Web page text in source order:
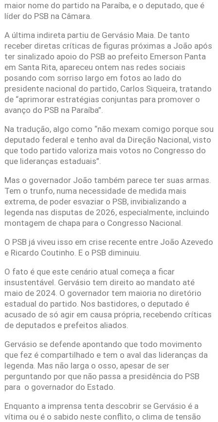
maior nome do partido na Paraíba, e o deputado, que é
líder do PSB na Câmara.
A última indireta partiu de Gervásio Maia. De tanto
receber diretas críticas de figuras próximas a João após
ter sinalizado apoio do PSB ao prefeito Emerson Panta
em Santa Rita, apareceu ontem nas redes sociais
posando com sorriso largo em fotos ao lado do
presidente nacional do partido, Carlos Siqueira, tratando
de “aprimorar estratégias conjuntas para promover o
avanço do PSB na Paraíba”.
Na tradução, algo como “não mexam comigo porque sou
deputado federal e tenho aval da Direção Nacional, visto
que todo partido valoriza mais votos no Congresso do
que lideranças estaduais”.
Mas o governador João também parece ter suas armas.
Tem o trunfo, numa necessidade de medida mais
extrema, de poder esvaziar o PSB, invibializando a
legenda nas disputas de 2026, especialmente, incluindo
montagem de chapa para o Congresso Nacional.
O PSB já viveu isso em crise recente entre João Azevedo
e Ricardo Coutinho. E o PSB diminuiu.
O fato é que este cenário atual começa a ficar
insustentável. Gervásio tem direito ao mandato até
maio de 2024. O governador tem maioria no diretório
estadual do partido. Nos bastidores, o deputado é
acusado de só agir em causa própria, recebendo críticas
de deputados e prefeitos aliados.
Gervásio se defende apontando que todo movimento
que fez é compartilhado e tem o aval das lideranças da
legenda. Mas não larga o osso, apesar de ser
perguntando por que não passa a presidência do PSB
para o governador do Estado.
Enquanto a imprensa tenta descobrir se Gervásio é a
vítima ou é o sabido neste conflito, o clima de tensão